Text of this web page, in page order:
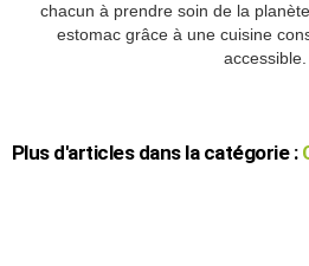
chacun à prendre soin de la
estomac grâce à une cuisine
accessible.
Plus d'articles dans la catégorie :